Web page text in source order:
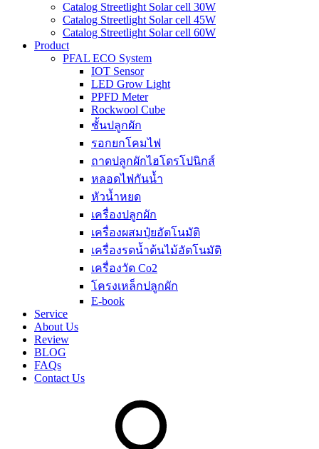
Catalog Streetlight Solar cell 30W
Catalog Streetlight Solar cell 45W
Catalog Streetlight Solar cell 60W
Product
PFAL ECO System
IOT Sensor
LED Grow Light
PPFD Meter
Rockwool Cube
ชั้นปลูกผัก
รอกยกโคมไฟ
ถาดปลูกผักไฮโดรโปนิกส์
หลอดไฟกันน้ำ
หัวน้ำหยด
เครื่องปลูกผัก
เครื่องผสมปุ๋ยอัตโนมัติ
เครื่องรดน้ำต้นไม้อัตโนมัติ
เครื่องวัด Co2
โครงเหล็กปลูกผัก
E-book
Service
About Us
Review
BLOG
FAQs
Contact Us